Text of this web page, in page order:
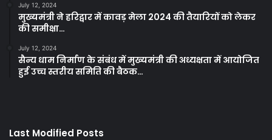
July 12, 2024
मुख्यमंत्री ने हरिद्वार में कावड़ मेला 2024 की तैयारियों को लेकर
की समीक्षा…
July 12, 2024
सैन्य धाम निर्माण के संबंध में मुख्यमंत्री की अध्यक्षता में आयोजित
हुई उच्च स्तरीय समिति की बैठक…
Last Modified Posts